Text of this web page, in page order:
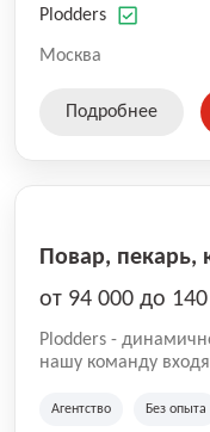
оказываемых услуг.
Plodders
Москва
Подробнее
Повар, пекарь,
от 94 000 до
Plodders -
нашу команду
на рынке
Агентство Без опыта